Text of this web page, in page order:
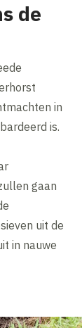
de
in
is.
gaan
uit de
in nauwe